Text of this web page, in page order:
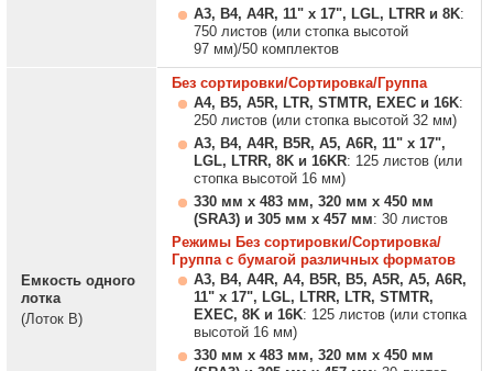
A3, B4, A4R, 11" x 17", LGL, LTRR и 8K:
750 листов (или стопка высотой
97 мм)/50 комплектов
Емкость одного
лотка
(Лоток B)
Без сортировки/Сортировка/Группа
A4, B5, A5R, LTR, STMTR, EXEC и 16K:
250 листов (или стопка высотой 32 мм)
A3, B4, A4R, B5R, A5, A6R, 11" x 17",
LGL, LTRR, 8K и 16KR: 125 листов (или
стопка высотой 16 мм)
330 мм x 483 мм, 320 мм x 450 мм
(SRA3) и 305 мм x 457 мм: 30 листов
Режимы Без сортировки/Сортировка/
Группа с бумагой различных форматов
A3, B4, A4R, A4, B5R, B5, A5R, A5, A6R,
11" x 17", LGL, LTRR, LTR, STMTR,
EXEC, 8K и 16K: 125 листов (или стопка
высотой 16 мм)
330 мм x 483 мм, 320 мм x 450 мм